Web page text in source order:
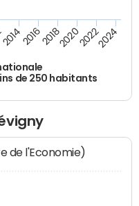
de 250 habitants
201420162018202020222024
de l'Economie)